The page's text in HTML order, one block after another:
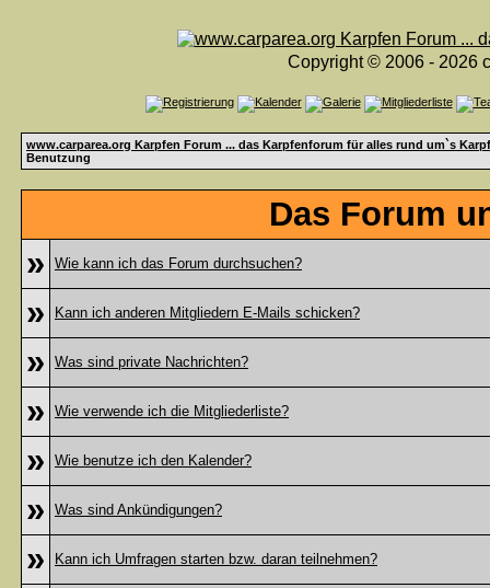
Copyright © 2006 - 2026
www.carparea.org Karpfen Forum ... das Karpfenforum für alles rund um`s
Benutzung
Das Forum
»
Wie kann ich das Forum durchsuchen?
» Kann ich anderen Mitgliedern E-Mails schicken?
» Was sind private Nachrichten?
» Wie verwende ich die Mitgliederliste?
» Wie benutze ich den Kalender?
» Was sind Ankündigungen?
» Kann ich Umfragen starten bzw. daran teilnehmen?